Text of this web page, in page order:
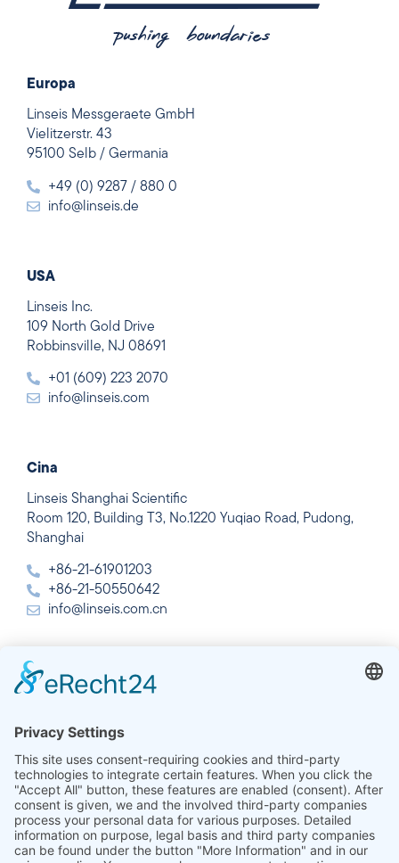
Europa
Linseis Messgeraete GmbH
Vielitzerstr. 43
95100 Selb / Germania
+49 (0) 9287 / 880 0
info@linseis.de
USA
Linseis Inc.
109 North Gold Drive
Robbinsville, NJ 08691
+01 (609) 223 2070
info@linseis.com
Cina
Linseis Shanghai Scientific
Room 120, Building T3, No.1220 Yuqiao Road, Pudong,
Shanghai
+86-21-61901203
+86-21-50550642
info@linseis.com.cn
India
Plot 65, 2nd Floor, Sai Enclave,
+91-11-42883851
sales@linseis.in